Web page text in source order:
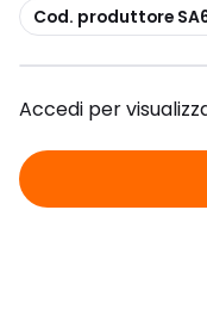
copia
Cod. produttore
Accedi per